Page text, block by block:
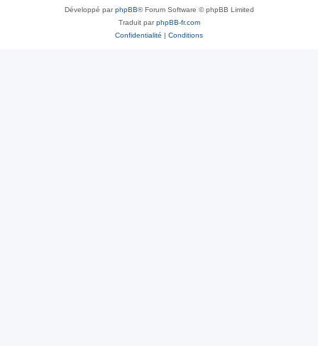
Développé parphpBB® Forum Software © phpBB Limited
Traduit parphpBB-fr.com
Confidentialité | Conditions